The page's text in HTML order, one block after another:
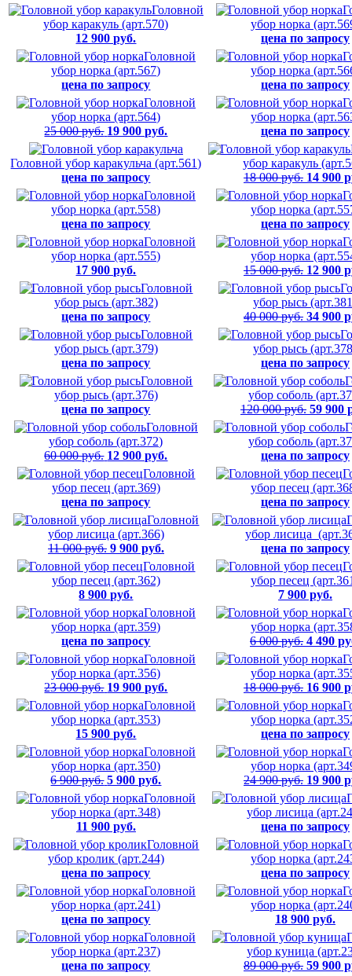
Головной
убор каракуль (арт.570)
12 900 руб.
убор норка
цена по запросу
Головной
убор норка (арт.567)
цена по запросу
убор норка
цена по запросу
Головной
убор норка (арт.564)
25 000 руб. 19 900 руб.
убор норка
цена по запросу
Головной убор каракульча (арт.561)
цена по запросу
убор каракуль
18 000 руб. 14 900
Головной
убор норка (арт.558)
цена по запросу
убор норка
цена по запросу
Головной
убор норка (арт.555)
17 900 руб.
убор норка
15 000 руб. 12 900
Головной
убор рысь (арт.382)
цена по запросу
убор рысь
40 000 руб. 34 900
Головной
убор рысь (арт.379)
цена по запросу
убор рысь
цена по запросу
Головной
убор рысь (арт.376)
цена по запросу
убор соболь
120 000 руб. 59 900
Головной
убор соболь (арт.372)
60 000 руб. 12 900 руб.
убор соболь
цена по запросу
Головной
убор песец (арт.369)
цена по запросу
убор песец
цена по запросу
Головной
убор лисица (арт.366)
11 000 руб. 9 900 руб.
убор лисица
цена по запросу
Головной
убор песец (арт.362)
8 900 руб.
убор песец
7 900 руб.
Головной
убор норка (арт.359)
цена по запросу
убор норка
6 000 руб. 4 490
Головной
убор норка (арт.356)
23 000 руб. 19 900 руб.
убор норка
18 000 руб. 16 900
Головной
убор норка (арт.353)
15 900 руб.
убор норка
цена по запросу
Головной
убор норка (арт.350)
6 900 руб. 5 900 руб.
убор норка
24 900 руб. 19 900
Головной
убор норка (арт.348)
11 900 руб.
убор лисица
цена по запросу
Головной
убор кролик (арт.244)
цена по запросу
убор норка
цена по запросу
Головной
убор норка (арт.241)
цена по запросу
убор норка
18 900 руб.
Головной
убор норка (арт.237)
цена по запросу
убор куница
89 000 руб. 59 900